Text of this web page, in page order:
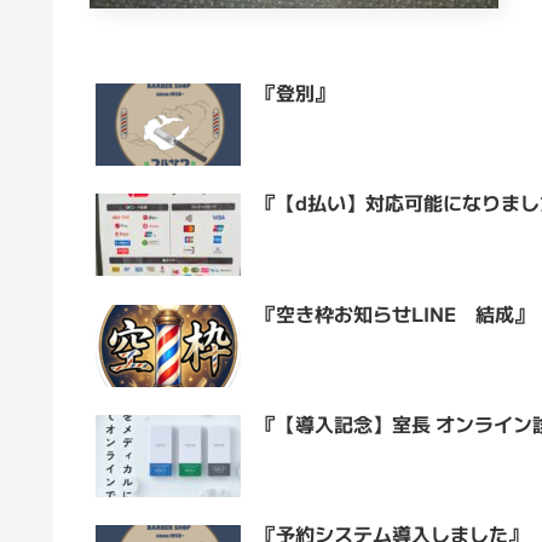
『登別』
『【d払い】対応可能になりまし
『空き枠お知らせLINE 結成』
『【導入記念】室長 オンライン
『予約システム導入しました』